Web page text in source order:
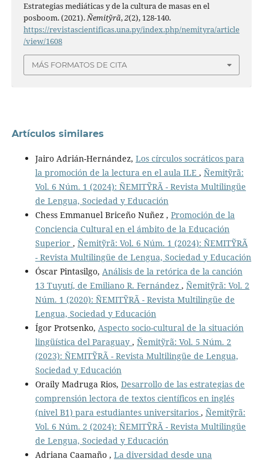
Estrategias mediáticas y de la cultura de masas en el
posboom. (2021).Ñemitỹrã,2(2), 128-140.
https://revistascientificas.una.py/index.php/nemityra/article
/view/1608
MÁS FORMATOS DE CITA
Artículos similares
Jairo Adrián-Hernández, Los círculos socráticos para
la promoción de la lectura en el aula ILE , Ñemitỹrã:
Vol. 6 Núm. 1 (2024): ÑEMITỸRÃ - Revista Multilingüe
de Lengua, Sociedad y Educación
Chess Emmanuel Briceño Nuñez , Promoción de la
Conciencia Cultural en el ámbito de la Educación
Superior , Ñemitỹrã: Vol. 6 Núm. 1 (2024): ÑEMITỸRÃ
- Revista Multilingüe de Lengua, Sociedad y Educación
Óscar Pintasilgo, Análisis de la retórica de la canción
13 Tuyutí, de Emiliano R. Fernández , Ñemitỹrã: Vol. 2
Núm. 1 (2020): ÑEMITỸRÃ - Revista Multilingüe de
Lengua, Sociedad y Educación
Ígor Protsenko, Aspecto socio-cultural de la situación
lingüística del Paraguay , Ñemitỹrã: Vol. 5 Núm. 2
(2023): ÑEMITỸRÃ - Revista Multilingüe de Lengua,
Sociedad y Educación
Oraily Madruga Rios, Desarrollo de las estrategias de
comprensión lectora de textos científicos en inglés
(nivel B1) para estudiantes universitarios , Ñemitỹrã:
Vol. 6 Núm. 2 (2024): ÑEMITỸRÃ - Revista Multilingüe
de Lengua, Sociedad y Educación
Adriana Caamaño , La diversidad desde una